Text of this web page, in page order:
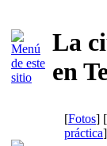
La
en
[Fotos] [
práctica